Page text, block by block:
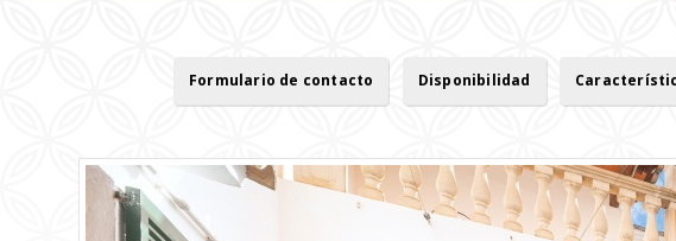
Formulario de contacto Disponibilidad